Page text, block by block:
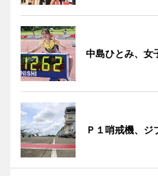
中島ひとみ、女
Ｐ１哨戒機、ジ